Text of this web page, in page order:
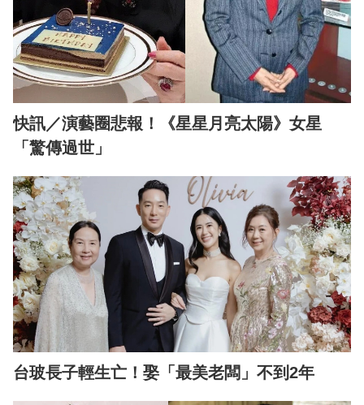
快訊／演藝圈悲報！《星星月亮太陽》女星
「驚傳過世」
台玻長子輕生亡！娶「最美老闆」不到2年